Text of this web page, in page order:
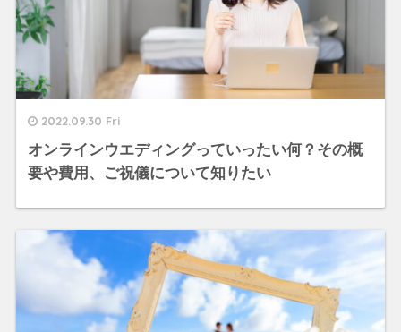
2022.09.30 Fri
オンラインウエディングっていったい何？その概
要や費用、ご祝儀について知りたい